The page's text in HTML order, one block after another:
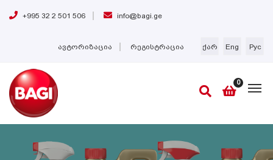
+995 32 2 501 506 info@bagi.ge
ქარ Eng Рус
ავტორიზაცია რეგისტრაცია
0